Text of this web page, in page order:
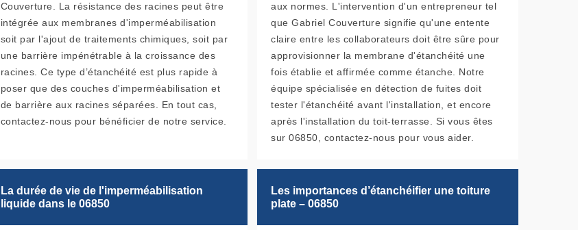
Couverture. La résistance des racines peut être
intégrée aux membranes d'imperméabilisation
soit par l'ajout de traitements chimiques, soit par
une barrière impénétrable à la croissance des
racines. Ce type d’étanchéité est plus rapide à
poser que des couches d'imperméabilisation et
de barrière aux racines séparées. En tout cas,
contactez-nous pour bénéficier de notre service.
aux normes. L'intervention d'un entrepreneur tel
que Gabriel Couverture signifie qu'une entente
claire entre les collaborateurs doit être sûre pour
approvisionner la membrane d'étanchéité une
fois établie et affirmée comme étanche. Notre
équipe spécialisée en détection de fuites doit
tester l'étanchéité avant l'installation, et encore
après l'installation du toit-terrasse. Si vous êtes
sur 06850, contactez-nous pour vous aider.
La durée de vie de l'imperméabilisation
liquide dans le 06850
Les importances d’étanchéifier une toiture
plate – 06850